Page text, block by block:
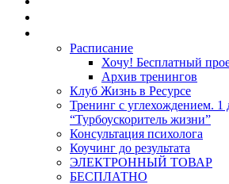
Расписание
Хочу! Бесплатный
Архив тренингов
Клуб Жизнь в Ресурсе
Тренинг с углехождением. 1
“Турбоускоритель жизни”
Консультация психолога
Коучинг до результата
ЭЛЕКТРОННЫЙ ТОВАР
БЕСПЛАТНО